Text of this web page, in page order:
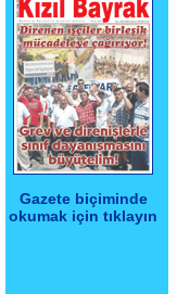
Gazete biçiminde
okumak için tıklayın